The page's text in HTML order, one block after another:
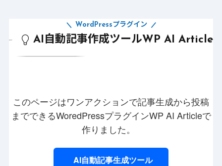
AI自動記事作成ツールWP AI Article
WordPressプラグイン
このページはワンアクションで記事生成から投稿
までできるWoredPressプラグインWP AI Articleで
作りました。
AI自動記事生成ツール